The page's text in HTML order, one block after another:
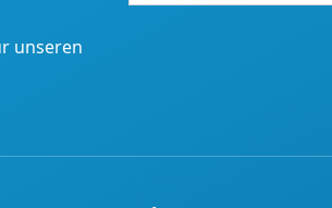
unseren